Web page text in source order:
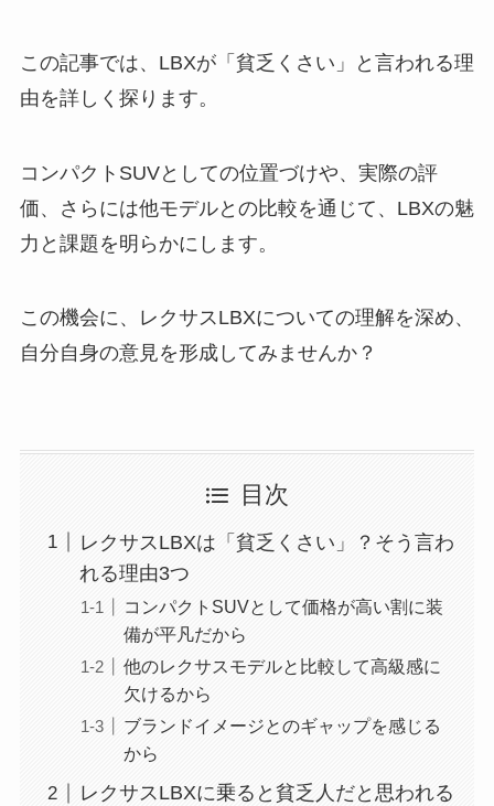
この記事では、LBXが「貧乏くさい」と言われる理
由を詳しく探ります。
コンパクトSUVとしての位置づけや、実際の評
価、さらには他モデルとの比較を通じて、LBXの魅
力と課題を明らかにします。
この機会に、レクサスLBXについての理解を深め、
自分自身の意見を形成してみませんか？
目次
レクサスLBXは「貧乏くさい」？そう言わ
れる理由3つ
コンパクトSUVとして価格が高い割に装
備が平凡だから
他のレクサスモデルと比較して高級感に
欠けるから
ブランドイメージとのギャップを感じる
から
レクサスLBXに乗ると貧乏人だと思われる